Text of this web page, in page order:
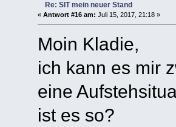
Re: SIT mein neuer Stand
« Antwort #16 am: Juli 15, 2017, 21:18 »
Moin Kladie,
ich kann es mir
eine
ist es so?